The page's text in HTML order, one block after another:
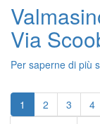
Via
Per saperne di più
Paginazione
Pagina
attuale
1 Pagina
2 Pagina
3 4